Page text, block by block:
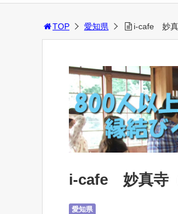
TOP 愛知県 i-cafe 妙真
i-cafe 妙真寺
愛知県